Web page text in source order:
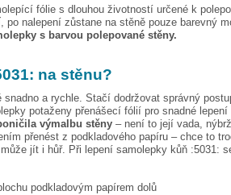
fólie s dlouhou životností určené k
, po nalepení zůstane na stěně pouze barevný
s barvou polepované stěny.
na stěnu?
snadno a rychle. Stačí dodržovat správný
potaženy přenášecí fólií pro snadné lepení
výmalbu stěny – není to její vada,
přenést z podkladového papíru – chce to
jít i hůř. Při lepení samolepky kůň :5031:
podkladovým papírem dolů